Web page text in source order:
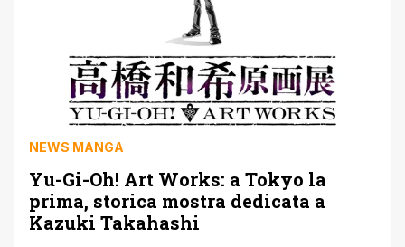
NEWS MANGA
Yu-Gi-Oh! Art Works: a Tokyo la
prima, storica mostra dedicata a
Kazuki Takahashi